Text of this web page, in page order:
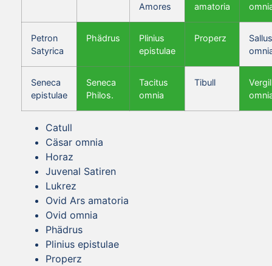
Amores
amatoria
Petron
Satyrica
Phädrus
Plinius
epistulae
Properz
Seneca
epistulae
Seneca
Philos.
Tacitus
omnia
Tibull
Vergil
Catull
Cäsar omnia
Horaz
Juvenal Satiren
Lukrez
Ovid Ars amatoria
Ovid omnia
Phädrus
Plinius epistulae
Properz